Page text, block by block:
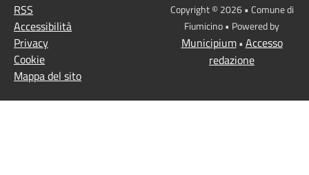
RSS
Accessibilità
Privacy
Cookie
Mappa del sito
Copyright © 2026 • Comune di
Fiumicino • Powered by
Municipium• Accesso
redazione